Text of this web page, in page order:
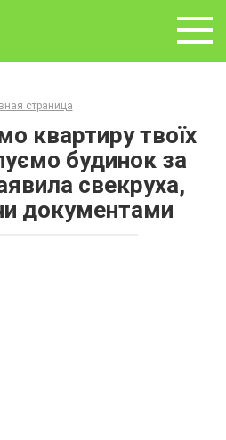
страница
квартиру твоїх
будинок за
свекруха,
документами